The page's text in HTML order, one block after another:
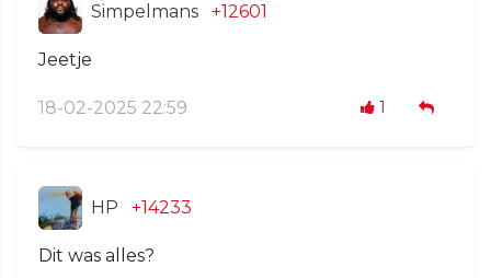
Simpelmans +12601
Jeetje
18-02-2025 22:59 1
HP +14233
Dit was alles?